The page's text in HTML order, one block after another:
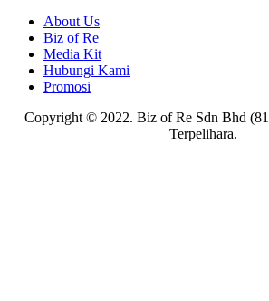
About Us
Biz of Re
Media Kit
Hubungi Kami
Promosi
Copyright © 2022. Biz of Re Sdn Bhd
Terpelihara.